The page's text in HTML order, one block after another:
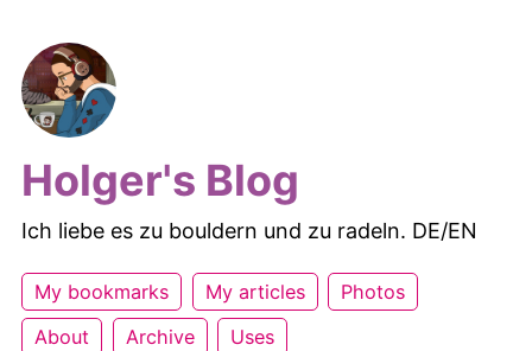
Holger's Blog
Ich liebe es zu bouldern und zu radeln. DE/EN
My bookmarks My articles
Photos
About
Archive Uses